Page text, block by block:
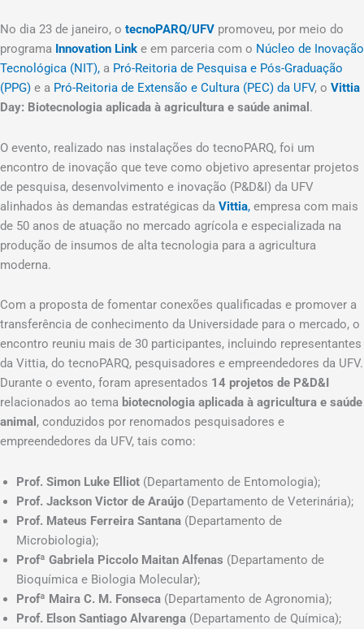
No dia 23 de janeiro, o tecnoPARQ/UFV promoveu, por meio do
programa Innovation Link e em parceria com o Núcleo de Inovação
Tecnológica (NIT), a Pró-Reitoria de Pesquisa e Pós-Graduação
(PPG) e a Pró-Reitoria de Extensão e Cultura (PEC) da UFV, o Vittia
Day: Biotecnologia aplicada à agricultura e saúde animal .
O evento, realizado nas instalações do tecnoPARQ, foi um
encontro de inovação que teve como objetivo apresentar projetos
de pesquisa, desenvolvimento e inovação (P&D&I) da UFV
alinhados às demandas estratégicas da Vittia, empresa com mais
de 50 anos de atuação no mercado agrícola e especializada na
produção de insumos de alta tecnologia para a agricultura
moderna.
Com a proposta de fomentar conexões qualificadas e promover a
transferência de conhecimento da Universidade para o mercado, o
encontro reuniu mais de 30 participantes, incluindo representantes
da Vittia, do tecnoPARQ, pesquisadores e empreendedores da UFV.
Durante o evento, foram apresentados 14 projetos de P&D&I
relacionados ao tema biotecnologia aplicada à agricultura e saúde
animal , conduzidos por renomados pesquisadores e
empreendedores da UFV, tais como:
Prof. Simon Luke Elliot (Departamento de Entomologia);
Prof. Jackson Victor de Araújo (Departamento de Veterinária);
Prof. Mateus Ferreira Santana (Departamento de
Microbiologia);
Profª Gabriela Piccolo Maitan Alfenas (Departamento de
Bioquímica e Biologia Molecular);
Profª Maira C. M. Fonseca (Departamento de Agronomia);
Prof. Elson Santiago Alvarenga (Departamento de Química);